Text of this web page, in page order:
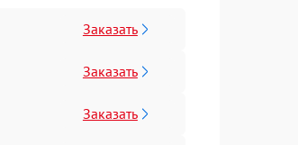
Заказать
Заказать
Заказать